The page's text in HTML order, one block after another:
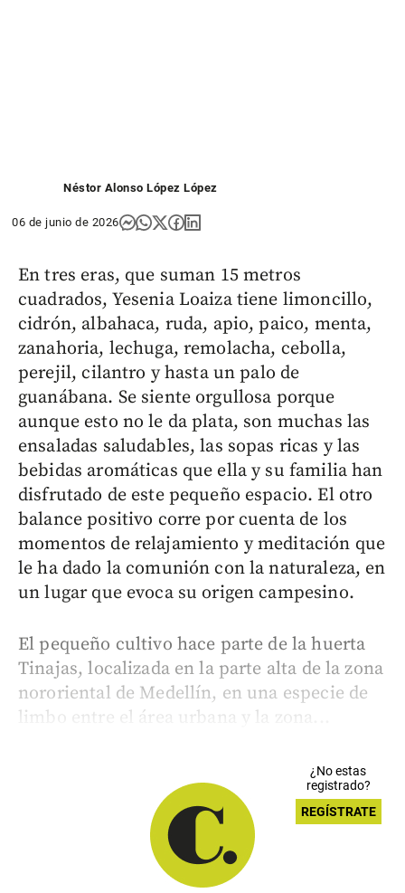
Néstor Alonso López López
06 de junio de 2026
En tres eras, que suman 15 metros
cuadrados, Yesenia Loaiza tiene limoncillo,
cidrón, albahaca, ruda, apio, paico, menta,
zanahoria, lechuga, remolacha, cebolla,
perejil, cilantro y hasta un palo de
guanábana. Se siente orgullosa porque
aunque esto no le da plata, son muchas las
ensaladas saludables, las sopas ricas y las
bebidas aromáticas que ella y su familia han
disfrutado de este pequeño espacio. El otro
balance positivo corre por cuenta de los
momentos de relajamiento y meditación que
le ha dado la comunión con la naturaleza, en
un lugar que evoca su origen campesino.
El pequeño cultivo hace parte de la huerta
Tinajas, localizada en la parte alta de la zona
nororiental de Medellín, en una especie de
limbo entre el área urbana y la zona...
¿No estas
registrado?
REGÍSTRATE